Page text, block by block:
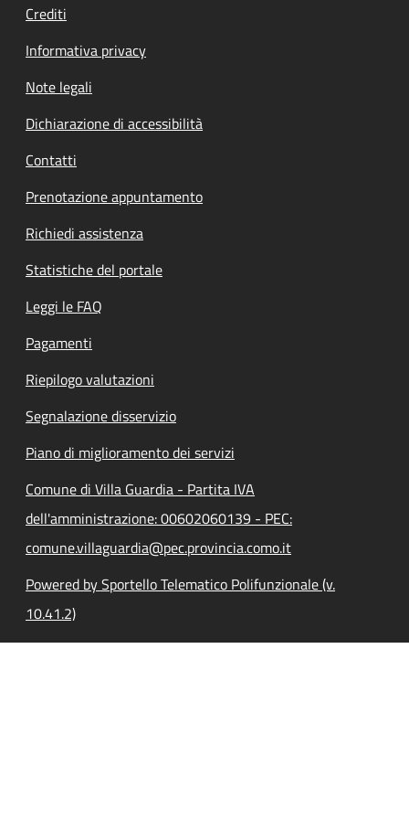
Crediti
Informativa privacy
Note legali
Dichiarazione di accessibilità
Contatti
Prenotazione appuntamento
Richiedi assistenza
Statistiche del portale
Leggi le FAQ
Pagamenti
Riepilogo valutazioni
Segnalazione disservizio
Piano di miglioramento dei servizi
Comune di Villa Guardia - Partita IVA
dell'amministrazione: 00602060139 - PEC:
comune.villaguardia@pec.provincia.como.it
Powered by Sportello Telematico Polifunzionale (v.
10.41.2)